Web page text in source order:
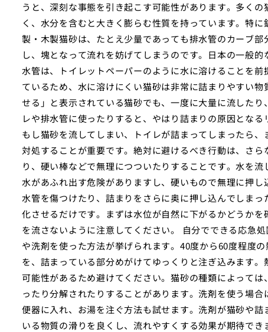
うと、深刻な事態を引き起こす可能性があります。多くの
く、水分を含むと大きく膨らむ性質を持っています。特に
製・木製猫砂は、たとえ少量であっても排水管のカーブ部
し、塊となって流れを妨げてしまうのです。日本の一般的
水管は、トイレットペーパーのように水に溶けることを前
ているため、水に溶けにくい猫砂は非常に詰まりやすい物
せる」と表示されている猫砂でも、一度に大量に流したり
レや排水管に使ったりすると、やはり詰まりの原因となる
もし猫砂を流してしまい、トイレが詰まってしまったら、
対処することが重要です。絶対に避けるべき行動は、さら
り、硬い棒などで無理につついたりすることです。水を流
水があふれ出す危険がありますし、硬いもので無理に押し
水管を傷つけたり、詰まりをさらに奥に押し込んでしまっ
化させるだけです。まずは水位が自然に下がるかどうかを
を流さないように注意してください。 自分でできる応急
や洗剤を使った方法が挙げられます。40度から60度程度
を、詰まっている部分めがけてゆっくりと注ぎ込みます。
可能性があるため避けてください。猫砂の種類によっては
ったり分解されたりすることがあります。洗剤を使う場合
便器に入れ、お湯を注ぐ方法も試せます。洗剤が猫砂や詰
いる物質の滑りを良くし、流れやすくする効果が期待でき